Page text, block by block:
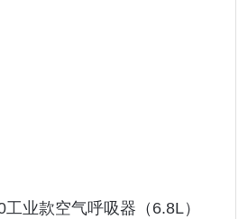
业款空气呼吸器（6.8L）